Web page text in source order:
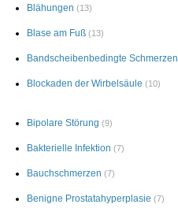
Blähungen (13)
Blase am Fuß (13)
Bandscheibenbedingte Schmerzen
Blockaden der Wirbelsäule (10)
Bipolare Störung (9)
Bakterielle Infektion (7)
Bauchschmerzen (7)
Benigne Prostatahyperplasie (7)